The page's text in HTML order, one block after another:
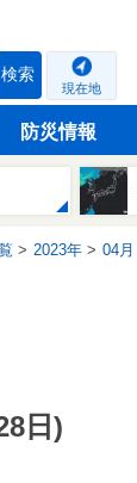
検索
現在地
防災情報
2023年 04月
日)